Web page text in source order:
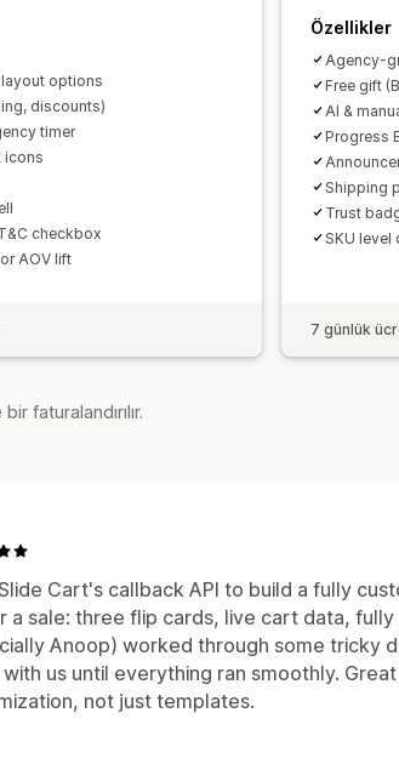
options
discounts)
timer
icons
checkbox
AOV lift
Özellikler
Agency-
Free gift
AI &
Progress
Shipping
Trust
SKU level
7 günlük
faturalandırılır.
Cart's callback API to build a fully
a sale: three flip cards, live cart data,
Anoop) worked through some tricky
with us until everything ran smoothly.
not just templates.